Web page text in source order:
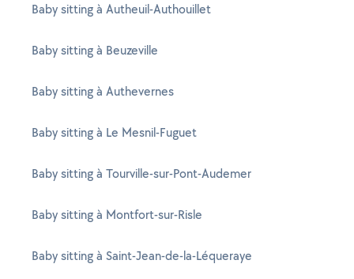
Baby sitting à Autheuil-Authouillet
Baby sitting à Beuzeville
Baby sitting à Authevernes
Baby sitting à Le Mesnil-Fuguet
Baby sitting à Tourville-sur-Pont-Audemer
Baby sitting à Montfort-sur-Risle
Baby sitting à Saint-Jean-de-la-Léqueraye